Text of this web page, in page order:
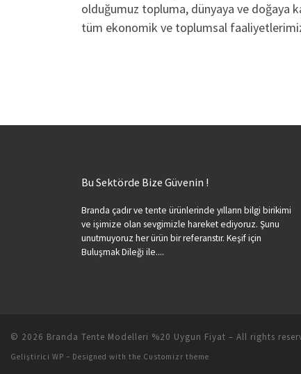
olduğumuz topluma, dünyaya ve doğaya
tüm ekonomik ve toplumsal
Bu Sektörde Bize Güvenin !
Branda çadır ve tente ürünlerinde yılların bilgi birikimi
ve işimize olan sevgimizle hareket ediyoruz. Şunu
unutmuyoruz her ürün bir referanstır. Keşif için
Buluşmak Dileği ile....
© 2026 Branda Tente Modelleri %20 Uygun Fiyat – All rights
Geliştirici WP – Designed with the Customizr theme